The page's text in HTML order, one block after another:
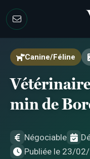
Canine/Féline
min de
Négociable
Publiée le 23/